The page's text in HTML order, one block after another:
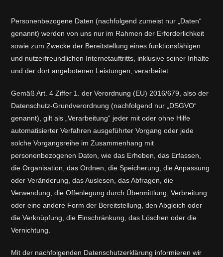
Personenbezogene Daten (nachfolgend zumeist nur „Daten“
genannt) werden von uns nur im Rahmen der Erforderlichkeit
sowie zum Zwecke der Bereitstellung eines funktionsfähigen
und nutzerfreundlichen Internetauftritts, inklusive seiner Inhalte
und der dort angebotenen Leistungen, verarbeitet.
Gemäß Art. 4 Ziffer 1. der Verordnung (EU) 2016/679, also der
Datenschutz-Grundverordnung (nachfolgend nur „DSGVO“
genannt), gilt als „Verarbeitung“ jeder mit oder ohne Hilfe
automatisierter Verfahren ausgeführter Vorgang oder jede
solche Vorgangsreihe im Zusammenhang mit
personenbezogenen Daten, wie das Erheben, das Erfassen,
die Organisation, das Ordnen, die Speicherung, die Anpassung
oder Veränderung, das Auslesen, das Abfragen, die
Verwendung, die Offenlegung durch Übermittlung, Verbreitung
oder eine andere Form der Bereitstellung, den Abgleich oder
die Verknüpfung, die Einschränkung, das Löschen oder die
Vernichtung.
Mit der nachfolgenden Datenschutzerklärung informieren wir